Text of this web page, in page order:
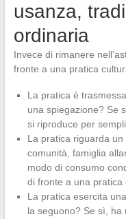
usanza,
ordinaria
Invece di rimanere
fronte a una pratica
La pratica è
una spiegazione? Se
si riproduce per
La pratica riguarda un
comunità, famiglia
modo di consumo
di fronte a una pratica
La pratica esercita
la seguono? Se sì, ha